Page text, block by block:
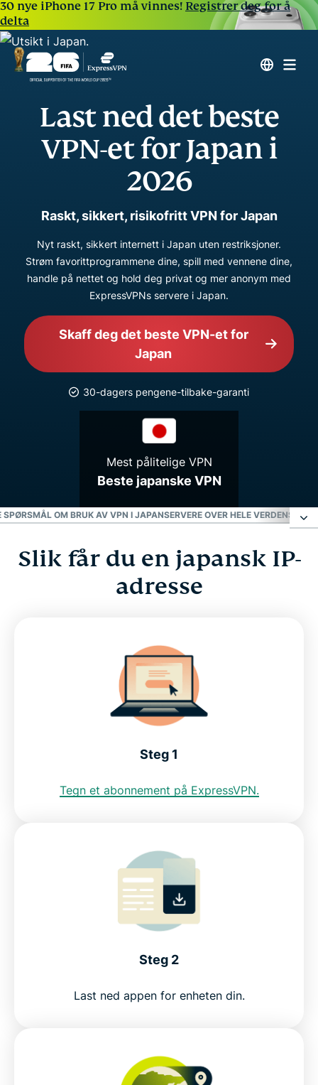
30 nye iPhone 17 Pro må vinnes! Registrer deg for å
delta
Last ned det beste
VPN-et for Japan i
2026
Raskt, sikkert, risikofritt VPN for Japan
Nyt raskt, sikkert internett i Japan uten restriksjoner.
Strøm favorittprogrammene dine, spill med vennene dine,
handle på nettet og hold deg privat og mer anonym med
ExpressVPNs servere i Japan.
Skaff deg det beste VPN-et for
Japan
30-dagers pengene-tilbake-garanti
Mest pålitelige VPN
Beste japanske VPN
SPØRSMÅL OM BRUK AV VPN I JAPANSERVERE OVER HELE VERDENSKAFF
Slik får du en japansk IP-adresse
Velg en serverlokasjon i Japan
Hvorfor bruke en VPN-server for Japan?
Se japanske strømmetjenester med et VPN
Finn ut grunnen til at ExpressVPN er det beste
Last ned en VPN for Japan for alle enhetene dine
Ofte stilte spørsmål om bruk av VPN i Japan
Why use a Japan VPN?
Slik får du en japansk IP-
adresse
Steg 1
Tegn et abonnement på ExpressVPN.
Steg 2
Last ned appen for enheten din.